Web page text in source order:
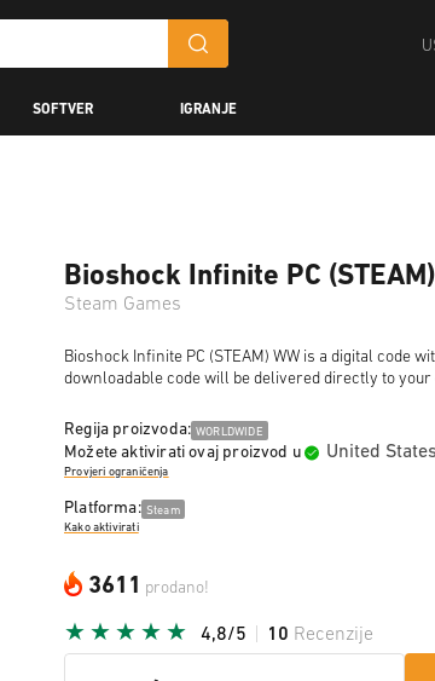
SOFTVER IGRANJE
Bioshock Infinite PC
Steam Games
Bioshock Infinite PC (STEAM) WW is a digital code
downloadable code will be delivered directly to
Regija proizvoda: WORLDWIDE
Možete aktivirati ovaj proizvod u United States
Provjeri ograničenja
Platforma: Steam
Kako aktivirati
3611 prodano!
4,8/5 10 Recenzije